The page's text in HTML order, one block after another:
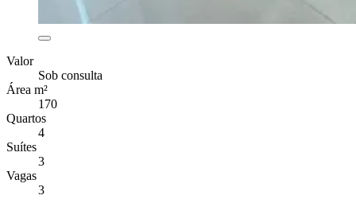
Valor
Sob consulta
Área m²
170
Quartos
4
Suítes
3
Vagas
3